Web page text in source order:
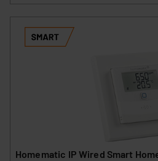
sich auf die
insbesondere der Art der
Homematic IP Wired Smart